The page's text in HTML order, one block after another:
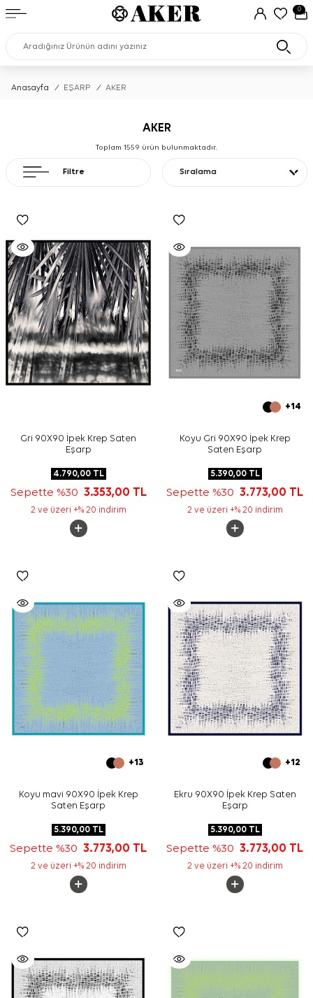
0
Anasayfa / EŞARP / AKER
Filtre
AKER
Toplam 1559 ürün bulunmaktadır.
Sıralama
Gri 90X90 İpek Krep Saten
Eşarp
4.790,00TL
Sepette %30 3.353,00 TL
2 ve üzeri +% 20 indirim
+14
Koyu Gri 90X90 İpek Krep
Saten Eşarp
5.390,00TL
Sepette %30 3.773,00 TL
2 ve üzeri +% 20 indirim
+13
Koyu mavi 90X90 İpek Krep
Saten Eşarp
5.390,00TL
Sepette %30 3.773,00 TL
2 ve üzeri +% 20 indirim
+12
Ekru 90X90 İpek Krep Saten
Eşarp
5.390,00TL
Sepette %30 3.773,00 TL
2 ve üzeri +% 20 indirim